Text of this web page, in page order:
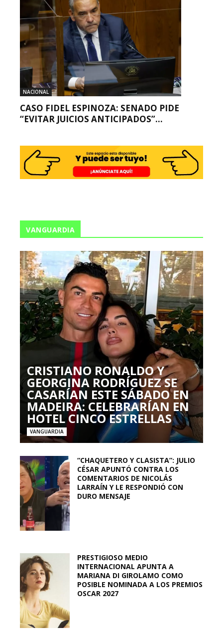
NACIONAL
CASO FIDEL ESPINOZA: SENADO PIDE
“EVITAR JUICIOS ANTICIPADOS”...
VANGUARDIA
CRISTIANO RONALDO Y
GEORGINA RODRÍGUEZ SE
CASARÍAN ESTE SÁBADO EN
MADEIRA: CELEBRARÍAN EN
HOTEL CINCO ESTRELLAS
VANGUARDIA
“CHAQUETERO Y CLASISTA”: JULIO
CÉSAR APUNTÓ CONTRA LOS
COMENTARIOS DE NICOLÁS
LARRAÍN Y LE RESPONDIÓ CON
DURO MENSAJE
PRESTIGIOSO MEDIO
INTERNACIONAL APUNTA A
MARIANA DI GIROLAMO COMO
POSIBLE NOMINADA A LOS PREMIOS
OSCAR 2027